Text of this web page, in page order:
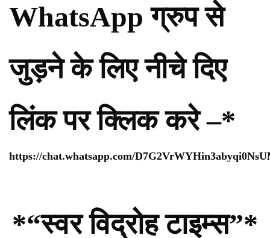
WhatsApp ग्रुप से
जुड़ने के लिए नीचे दिए
लिंक पर क्लिक करे –*
https://chat.whatsapp.com/
*“स्वर विद्रोह टाइम्स”*